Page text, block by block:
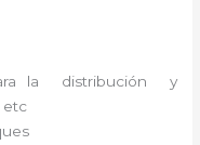
la distribución y
etc